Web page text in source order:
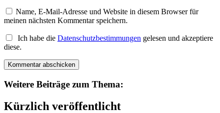
Name, E-Mail-Adresse und Website in diesem Browser für
meinen nächsten Kommentar speichern.
Ich habe die Datenschutzbestimmungen gelesen und akzeptiere
diese.
Weitere Beiträge zum Thema:
Kürzlich veröffentlicht